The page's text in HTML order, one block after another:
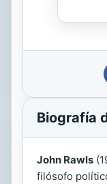
Biografía
John Rawls
filósofo